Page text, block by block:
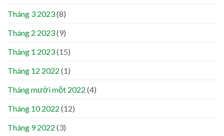
Tháng 3 2023(8)
Tháng 2 2023(9)
Tháng 1 2023(15)
Tháng 12 2022 (1)
Tháng mười một 2022 (4)
Tháng 10 2022 (12)
Tháng 9 2022 (3)